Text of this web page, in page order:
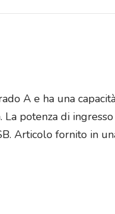
A e ha una
potenza di
Articolo fornito in